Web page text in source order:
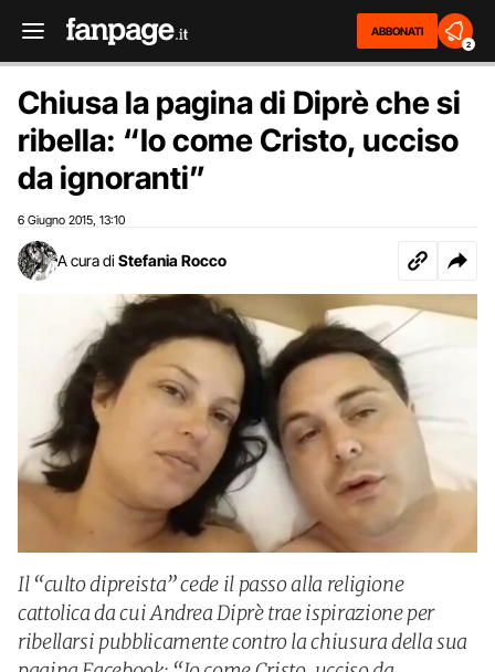
ABBONATI
2
Chiusa la pagina di Diprè che si
ribella: “Io come Cristo, ucciso
da ignoranti”
6 Giugno 2015 13:10
A cura di Stefania Rocco
Il “culto dipreista” cede il passo alla religione
cattolica da cui Andrea Diprè trae ispirazione per
ribellarsi pubblicamente contro la chiusura della sua